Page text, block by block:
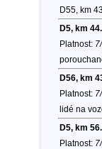
D55, km
D5, km
Platnost:
D56, km
Platnost:
lidé na
D5, km
Platnost: